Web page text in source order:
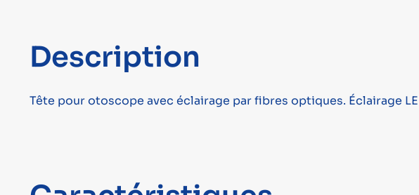
Description
Tête pour otoscope avec éclairage par fibres optiques. Éclairage